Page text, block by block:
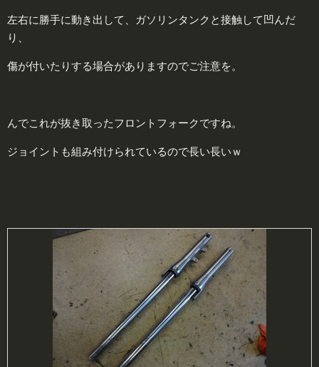
左右に勝手に動き出して、ガソリンタンクと接触して凹んだ
り、
傷が付いたりする場合がありますのでご注意を。
んでこれが抜き取ったフロントフォークですね。
ジョイントも組み付けられているので長い長いｗ